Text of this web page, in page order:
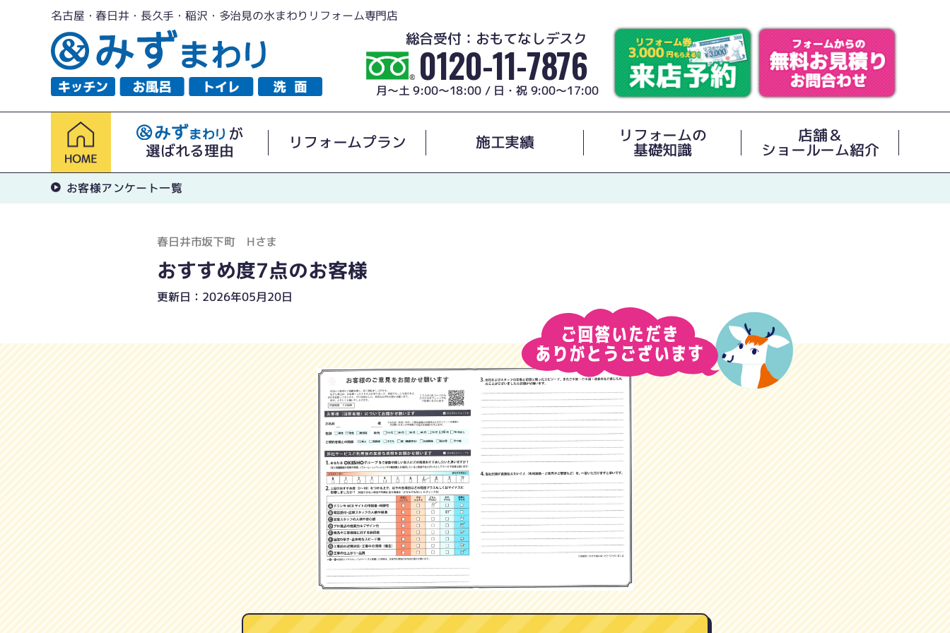
名古屋・春日井・長久手・稲沢・多治見の水まわりリフォーム専門店
総合受付：おもてなしデスク
0120-11-7876
月～土 9:00～18:00 / 日・祝 9:00～17:00
が
選ばれる理由
リフォームプラン 施工実績 リフォームの
基礎知識
店舗＆
ショールーム紹介
お客様アンケート一覧
春日井市坂下町 Hさま
おすすめ度7点のお客様
更新日：2026年05月20日